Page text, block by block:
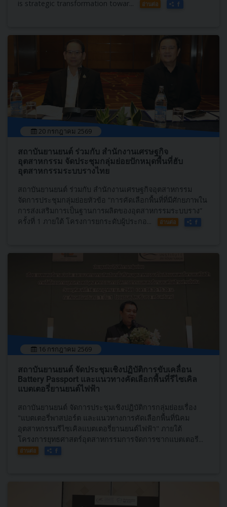
is strategic transformation towar... อ่านต่อ
20 กรกฎาคม 2569
สถาบันยานยนต์ ร่วมกับ สำนักงานเศรษฐกิจ
อุตสาหกรรม จัดประชุมกลุ่มย่อยปักหมุดพื้นที่ฮับ
อุตสาหกรรมระบบรางไทย
สถาบันยานยนต์ ร่วมกับ สำนักงานเศรษฐกิจอุตสาหกรรม
จัดการประชุมกลุ่มย่อยหัวข้อ “การคัดเลือกพื้นที่ที่มีศักยภาพใน
การส่งเสริมการเป็นฐานการผลิตของอุตสาหกรรมระบบราง”
ครั้งที่ 1 ภายใต้ โครงการยกระดับผู้ประกอ...
อ่านต่อ
16 กรกฎาคม 2569
สถาบันยานยนต์ จัดประชุมเชิงปฏิบัติการขับเคลื่อน
Battery Passport และแนวทางคัดเลือกพื้นที่รีไซเคิล
แบตเตอรี่ยานยนต์ไฟฟ้า
สถาบันยานยนต์ จัดการประชุมเชิงปฏิบัติการกลุ่มย่อยเรื่อง
"แบตเตอรี่พาสปอร์ต และแนวทางการคัดเลือกพื้นที่นิคม
อุตสาหกรรมรีไซเคิลแบตเตอรี่ยานยนต์ไฟฟ้า" ภายใต้
โครงการยุทธศาสตร์อุตสาหกรรมการจัดการซากแบตเตอรี...
อ่านต่อ